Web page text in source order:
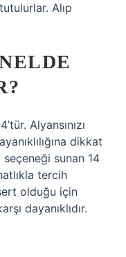
Alıp
Alyansınızı
dikkat
sunan 14
tercih
olduğu için
dayanıklıdır.